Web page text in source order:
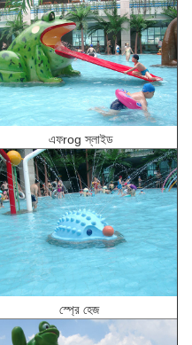
এফrog স্লাইড
স্প্রে হেজ